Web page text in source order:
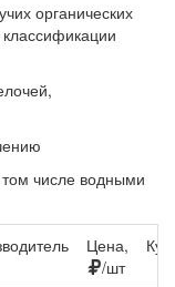
органических
числе водными
Цена,
/шт